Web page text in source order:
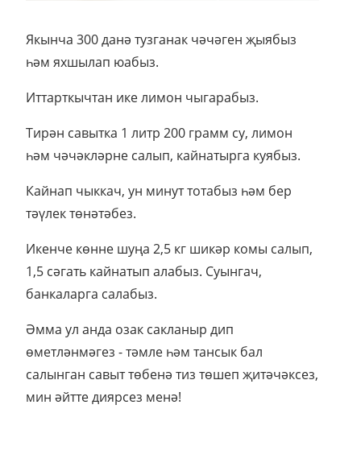
Якынча 300 данә тузганак чәчәген җыябыз
һәм яхшылап юабыз.
Иттарткычтан ике лимон чыгарабыз.
Тирән савытка 1 литр 200 грамм су, лимон
һәм чәчәкләрне салып, кайнатырга куябыз.
Кайнап чыккач, ун минут тотабыз һәм бер
тәүлек төнәтәбез.
Икенче көнне шуңа 2,5 кг шикәр комы салып,
1,5 сәгать кайнатып алабыз. Суынгач,
банкаларга салабыз.
Әмма ул анда озак сакланыр дип
өметләнмәгез - тәмле һәм тансык бал
салынган савыт төбенә тиз төшеп җитәчәксез,
мин әйтте диярсез менә!